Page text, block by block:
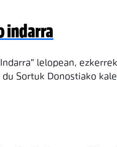
indarra
lelopean,
Sortuk Donostiako